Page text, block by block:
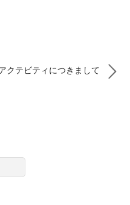
クテビティにつきまして